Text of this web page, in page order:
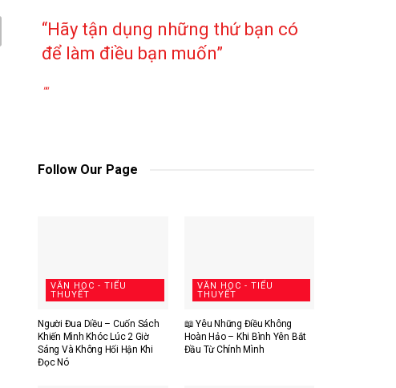
“Hãy tận dụng những thứ bạn có
để làm điều bạn muốn”
""
Follow Our Page
VĂN HỌC - TIỂU
THUYẾT
Người Đua Diều – Cuốn Sách
Khiến Mình Khóc Lúc 2 Giờ
Sáng Và Không Hối Hận Khi
Đọc Nó
VĂN HỌC - TIỂU
THUYẾT
📖 Yêu Những Điều Không
Hoàn Hảo – Khi Bình Yên Bắt
Đầu Từ Chính Mình